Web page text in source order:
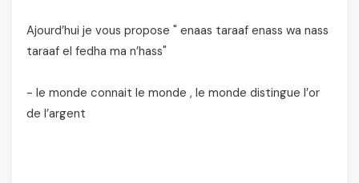
Ajourd’hui je vous propose " enaas taraaf enass wa nass
taraaf el fedha ma n’hass"
- le monde connait le monde , le monde distingue l’or
de l’argent